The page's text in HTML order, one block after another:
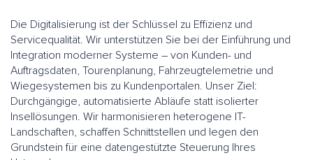
Die Digitalisierung ist der Schlüssel zu Effizienz und
Servicequalität. Wir unterstützen Sie bei der Einführung und
Integration moderner Systeme – von Kunden- und
Auftragsdaten, Tourenplanung, Fahrzeugtelemetrie und
Wiegesystemen bis zu Kundenportalen. Unser Ziel:
Durchgängige, automatisierte Abläufe statt isolierter
Insellösungen. Wir harmonisieren heterogene IT-
Landschaften, schaffen Schnittstellen und legen den
Grundstein für eine datengestützte Steuerung Ihres